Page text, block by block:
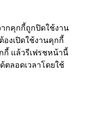
ากคุกกี้ถูกปิดใช้งาน
องเปิดใช้งานคุกกี้
กี้ แล้วรีเฟรชหน้านี้
ลอดเวลาโดยใช้